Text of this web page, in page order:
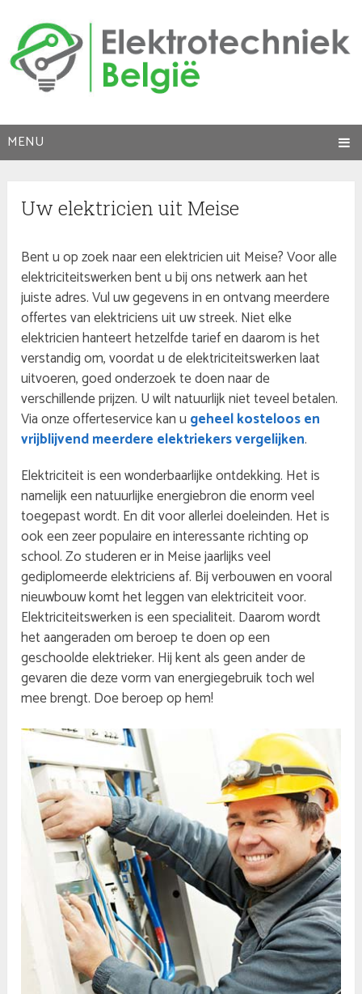
MENU
Uw elektricien uit Meise
Bent u op zoek naar een elektricien uit Meise? Voor alle
elektriciteitswerken bent u bij ons netwerk aan het
juiste adres. Vul uw gegevens in en ontvang meerdere
offertes van elektriciens uit uw streek. Niet elke
elektricien hanteert hetzelfde tarief en daarom is het
verstandig om, voordat u de elektriciteitswerken laat
uitvoeren, goed onderzoek te doen naar de
verschillende prijzen. U wilt natuurlijk niet teveel betalen.
Via onze offerteservice kan u geheel kosteloos en
vrijblijvend meerdere elektriekers vergelijken.
Elektriciteit is een wonderbaarlijke ontdekking. Het is
namelijk een natuurlijke energiebron die enorm veel
toegepast wordt. En dit voor allerlei doeleinden. Het is
ook een zeer populaire en interessante richting op
school. Zo studeren er in Meise jaarlijks veel
gediplomeerde elektriciens af. Bij verbouwen en vooral
nieuwbouw komt het leggen van elektriciteit voor.
Elektriciteitswerken is een specialiteit. Daarom wordt
het aangeraden om beroep te doen op een
geschoolde elektrieker. Hij kent als geen ander de
gevaren die deze vorm van energiegebruik toch wel
mee brengt. Doe beroep op hem!